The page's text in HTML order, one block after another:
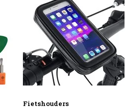
Fietshouders